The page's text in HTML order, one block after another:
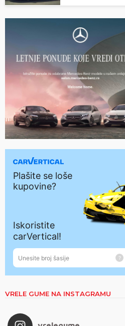
VRELE GUME NA INSTAGRAMU